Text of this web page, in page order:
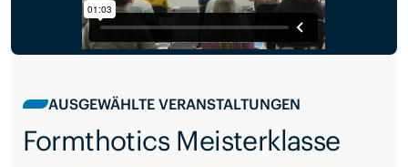
AUSGEWÄHLTE VERANSTALTUNGEN
Formthotics Meisterklasse